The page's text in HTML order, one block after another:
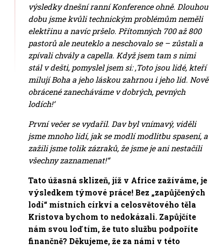
výsledky dnešní ranní Konference ohně. Dlouhou
dobu jsme kvůli technickým problémům neměli
elektřinu a navíc pršelo. Přítomných 700 až 800
pastorů ale neuteklo a neschovalo se – zůstali a
zpívali chvály a capella. Když jsem tam s nimi
stál v dešti, pomyslel jsem si: ‚Toto jsou lidé, kteří
milují Boha a jeho láskou zahrnou i jeho lid. Nově
obrácené zanecháváme v dobrých, pevných
lodích!‘
První večer se vydařil. Dav byl vnímavý, viděli
jsme mnoho lidí, jak se modlí modlitbu spasení, a
zažili jsme tolik zázraků, že jsme je ani nestačili
všechny zaznamenat!“
Tato úžasná sklizeň, jíž v Africe zažíváme, je
výsledkem týmové práce! Bez „zapůjčených
lodí“ místních církví a celosvětového těla
Kristova bychom to nedokázali. Zapůjčíte
nám svou loď tím, že tuto službu podpoříte
finančně? Děkujeme, že za námi v této